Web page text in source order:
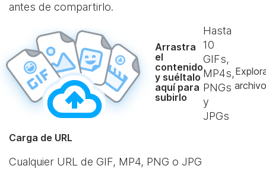
antes de compartirlo.
Arrastra
el
contenido
y suéltalo
aquí para
subirlo
Hasta
10
GIFs,
MP4s,
PNGs
y
JPGs
Carga de URL
Cualquier URL de GIF, MP4, PNG o JPG